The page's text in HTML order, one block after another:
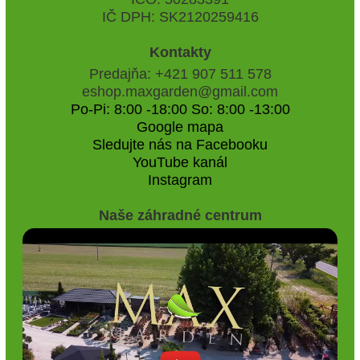
IČ DPH: SK2120259416
Kontakty
Predajňa: +421 907 511 578
eshop.maxgarden@gmail.com
Po-Pi: 8:00 -18:00 So: 8:00 -13:00
Google mapa
Sledujte nás na Facebooku
YouTube kanál
Instagram
Naše záhradné centrum